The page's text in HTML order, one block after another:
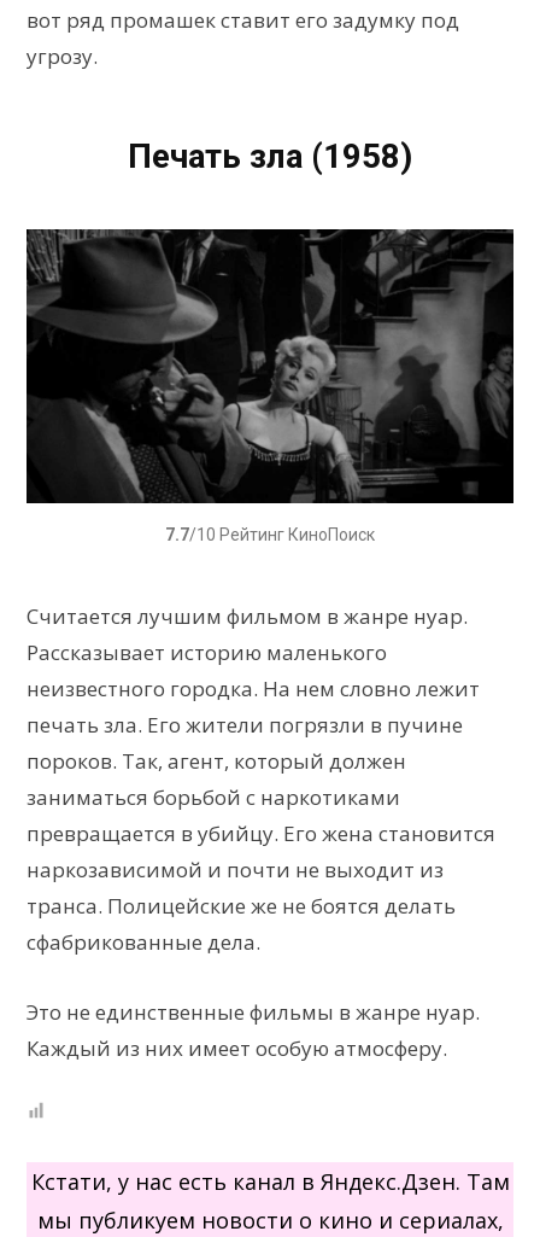
вот ряд промашек ставит его задумку под
угрозу.
Печать зла (1958)
7.7/10 Рейтинг КиноПоиск
Считается лучшим фильмом в жанре нуар.
Рассказывает историю маленького
неизвестного городка. На нем словно лежит
печать зла. Его жители погрязли в пучине
пороков. Так, агент, который должен
заниматься борьбой с наркотиками
превращается в убийцу. Его жена становится
наркозависимой и почти не выходит из
транса. Полицейские же не боятся делать
сфабрикованные дела.
Это не единственные фильмы в жанре нуар.
Каждый из них имеет особую атмосферу.
Кстати, у нас есть канал в Яндекс.Дзен. Там
мы публикуем новости о кино и сериалах,